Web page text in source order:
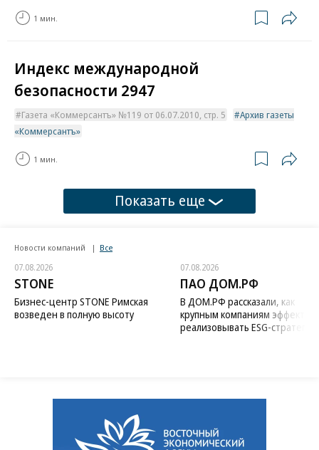
1 мин.
Индекс международной
безопасности 2947
Газета «Коммерсантъ» №119 от 06.07.2010, стр. 5
Архив газеты
«Коммерсантъ»
1 мин.
Показать еще
Новости компаний Все
07.08.2026
STONE
Бизнес-центр STONE Римская
возведен в полную высоту
07.08.2026
ПАО ДОМ.РФ
В ДОМ.РФ рассказали, как
крупным компаниям
реализовывать ESG-стратегию